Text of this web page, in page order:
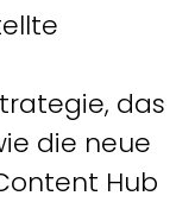
das
die neue
Hub